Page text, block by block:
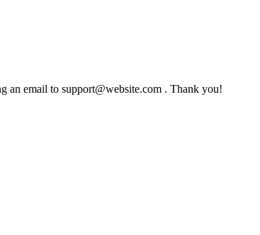
an email to support@website.com . Thank you!